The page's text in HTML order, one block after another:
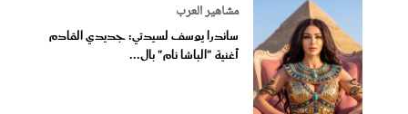
مشاهير العرب
ساندرا يوسف لسيدتي: جديدي القادم
أغنية "الباشا نام" بال...